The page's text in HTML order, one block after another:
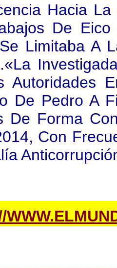
Hacia
De Eico
Limitaba A
Autoridades
De Pedro A
De Forma
Con